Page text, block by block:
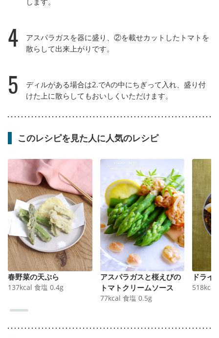
4
アスパラガスを器に盛り、②を載せカットしたトマトを
散らして出来上がりです。
5
ディルがある場合は2.でAの中にちぎって入れ、盛り付
けた上に散らしてもおいしくいただけます。
このレシピを見た人に人気のレシピ
春野菜の天ぷら
137kcal 食塩 0.4g
アスパラガスと桜えびの
トマトクリームソース
77kcal 食塩 0.5g
ドライ
518kcal